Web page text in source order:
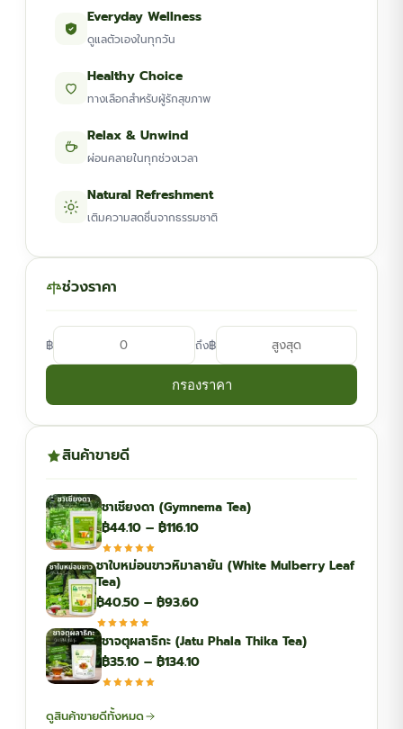
Everyday Wellness
ดูแลตัวเองในทุกวัน
Healthy Choice
ทางเลือกสำหรับผู้รักสุขภาพ
Relax & Unwind
ผ่อนคลายในทุกช่วงเวลา
Natural Refreshment
เติมความสดชื่นจากธรรมชาติ
ช่วงราคา
฿ ถึง฿
กรองราคา
สินค้าขายดี
ชาเชียงดา (Gymnema Tea)
฿44.10 – ฿116.10Price
฿44.10
฿116.10
ชาใบหม่อนขาวหิมาลายัน (White Mulberry Leaf
Tea)
฿40.50 – ฿93.60Price
฿40.50
through
ชาจตุผลาธิกะ (Jatu Phala Thika Tea)
฿35.10 – ฿134.10Price
ดูสินค้าขายดีทั้งหมด